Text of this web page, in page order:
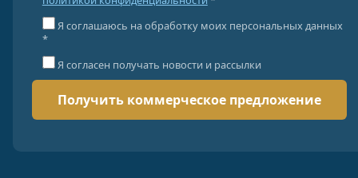
Я соглашаюсь на обработку моих персональных данных
*
Я согласен получать новости и рассылки